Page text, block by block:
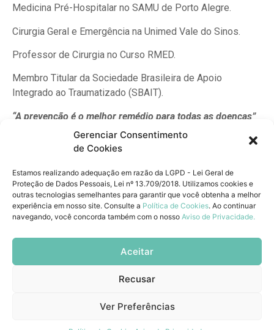
Gerenciar Consentimento
de Cookies
Estamos realizando adequação em razão da LGPD - Lei Geral de
Proteção de Dados Pessoais, Lei nº 13.709/2018. Utilizamos cookies e
outras tecnologias semelhantes para garantir que você obtenha a melhor
experiência em nosso site. Consulte a Política de Cookies. Ao continuar
navegando, você concorda também com o nosso Aviso de Privacidade.
Aceitar
Recusar
Ver Preferências
Medicina Pré-Hospitalar no SAMU de Porto Alegre.
Cirurgia Geral e Emergência na Unimed Vale do Sinos.
Professor de Cirurgia no Curso RMED.
Membro Titular da Sociedade Brasileira de Apoio
Integrado ao Traumatizado (SBAIT).
“A prevenção é o melhor remédio para todas as doenças”
Av. Theodomiro Porto da Fonseca, 99
Centro | São Leopoldo-RS
Unidade Esteio
Centro | Esteio-RS